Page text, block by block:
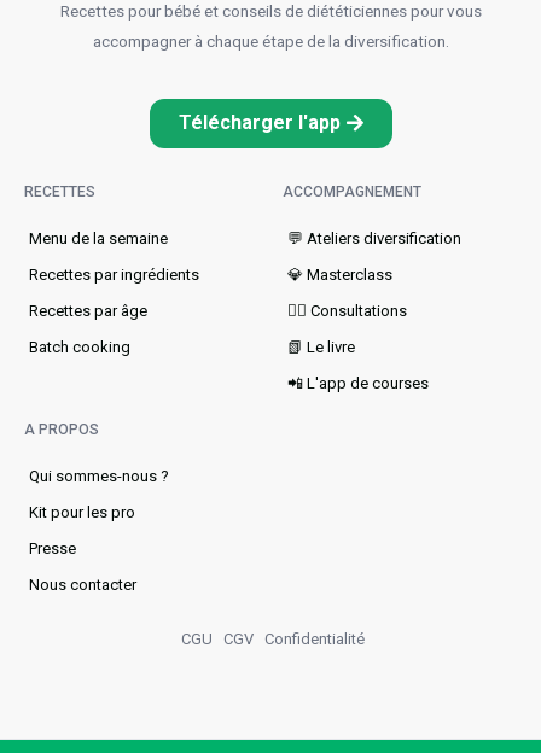
Recettes pour bébé et conseils de diététiciennes pour vous
accompagner à chaque étape de la diversification.
Télécharger l'app
RECETTES
Menu de la semaine​
Recettes par ingrédients
Recettes par âge
Batch cooking
ACCOMPAGNEMENT
💬 Ateliers diversification
💎 Masterclass
👩‍⚕️ Consultations
📗 Le livre
📲 L'app de courses
A PROPOS
Qui sommes-nous ?
Kit pour les pro
Presse
Nous contacter
CGU CGV Confidentialité